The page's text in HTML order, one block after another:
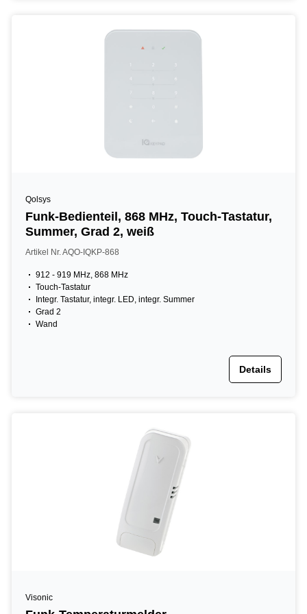
Qolsys
Funk-Bedienteil, 868 MHz, Touch-Tastatur,
Summer, Grad 2, weiß
Artikel Nr. AQO-IQKP-868
912 - 919 MHz, 868 MHz
Touch-Tastatur
Integr. Tastatur, integr. LED, integr. Summer
Grad 2
Wand
Details
Visonic